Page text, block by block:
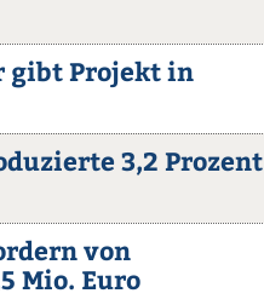
gibt Projekt in
3,2 Prozent
von
Mio. Euro